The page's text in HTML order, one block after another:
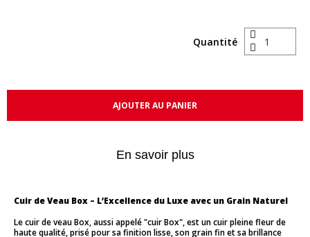
Quantité
AJOUTER AU PANIER
En savoir plus
Cuir de Veau Box – L’Excellence du Luxe avec un Grain Naturel
Le cuir de veau Box, aussi appelé "cuir Box", est un cuir pleine fleur de
haute qualité, prisé pour sa finition lisse, son grain fin et sa brillance